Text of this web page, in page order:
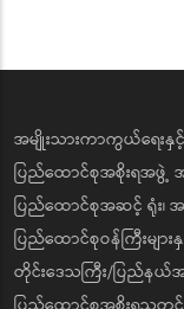
အမျိုးသားကာကွယ်ရေးနှ
ပြည်ထောင်စုအစိုးရအဖွဲ့
ပြည်ထောင်စုအဆင့် ရုံး၊
ပြည်ထောင်စုဝန်ကြီးများ
တိုင်းဒေသကြီး/ပြည်နယ်